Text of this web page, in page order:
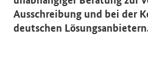
Ausschreibung und bei der
deutschen